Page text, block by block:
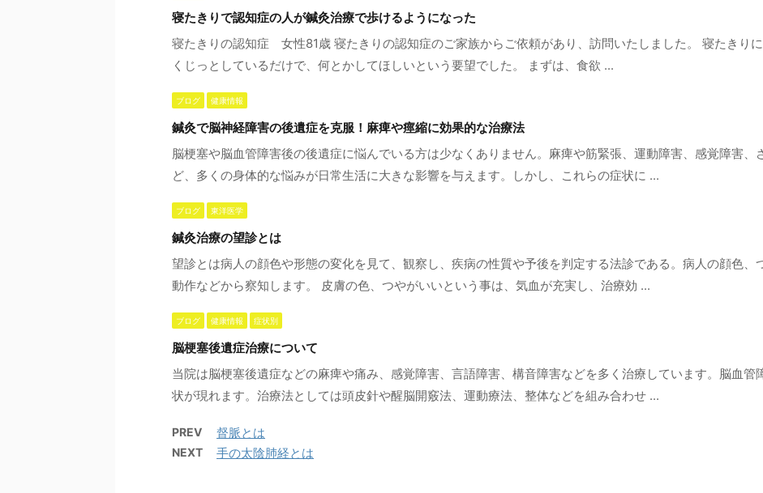
寝たきりで認知症の人が鍼灸治療で歩けるようになった
寝たきりの認知症 女性81歳 寝たきりの認知症のご家族からご依頼があり、訪問いたしました。 寝たきり
くじっとしているだけで、何とかしてほしいという要望でした。 まずは、食欲 ...
ブログ 健康情報
鍼灸で脳神経障害の後遺症を克服！麻痺や痙縮に効果的な治療法
脳梗塞や脳血管障害後の後遺症に悩んでいる方は少なくありません。麻痺や筋緊張、運動障害、感覚障害、
ど、多くの身体的な悩みが日常生活に大きな影響を与えます。しかし、これらの症状に ...
ブログ 東洋医学
鍼灸治療の望診とは
望診とは病人の顔色や形態の変化を見て、観察し、疾病の性質や予後を判定する法診である。病人の顔色、
動作などから察知します。 皮膚の色、つやがいいという事は、気血が充実し、治療効 ...
ブログ 健康情報 症状別
脳梗塞後遺症治療について
当院は脳梗塞後遺症などの麻痺や痛み、感覚障害、言語障害、構音障害などを多く治療しています。脳血管
状が現れます。治療法としては頭皮針や醒脳開竅法、運動療法、整体などを組み合わせ ...
PREV 督脈とは
NEXT 手の太陰肺経とは